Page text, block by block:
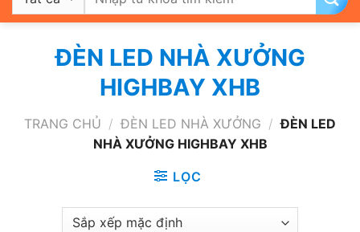
kiếm:
ĐÈN LED NHÀ XƯỞNG
HIGHBAY XHB
TRANG CHỦ / ĐÈN LED NHÀ XƯỞNG / ĐÈN LED
NHÀ XƯỞNG HIGHBAY XHB
LỌC